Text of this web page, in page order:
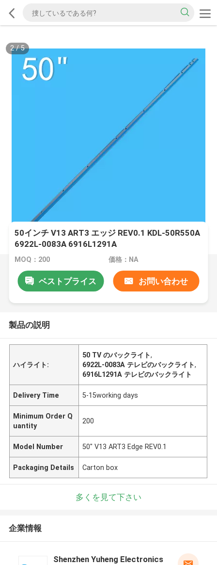
2/5
50インチ V13 ART3 エッジ REV0.1 KDL-50R550A
6922L-0083A 6916L1291A
MOQ：200 価格：NA
ベストプライス お問い合わせ
製品の説明
ハイライト:
50 TV のバックライト,
6922L-0083A テレビのバックライト,
6916L1291A テレビのバックライト
Delivery Time 5-15working days
Minimum Order Q
uantity
200
Model Number 50" V13 ART3 Edge REV0.1
Packaging Details Carton box
多くを見て下さい
企業情報
Shenzhen Yuheng Electronics